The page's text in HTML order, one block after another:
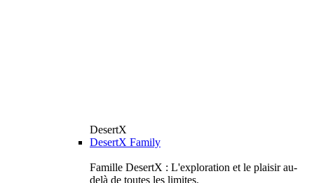
DesertX
DesertX Family
Famille DesertX : L'exploration et le plaisir au-
delà de toutes les limites.